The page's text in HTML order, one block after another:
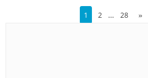
1 2 … 28 »